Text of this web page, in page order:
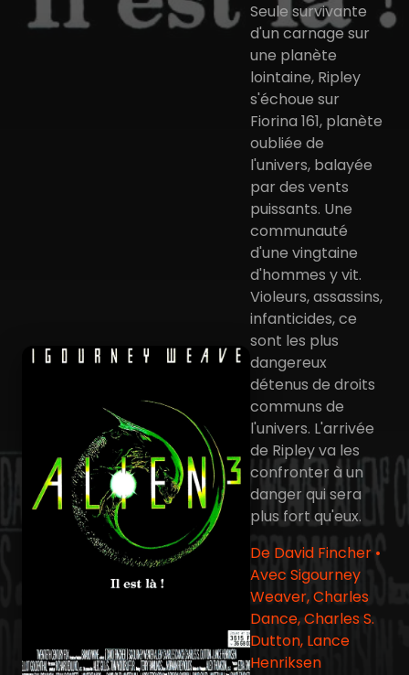
Seule survivante
d'un carnage sur
une planète
lointaine, Ripley
s'échoue sur
Fiorina 161, planète
oubliée de
l'univers, balayée
par des vents
puissants. Une
communauté
d'une vingtaine
d'hommes y vit.
Violeurs, assassins,
infanticides, ce
sont les plus
dangereux
détenus de droits
communs de
l'univers. L'arrivée
de Ripley va les
confronter à un
danger qui sera
plus fort qu'eux.
De David Fincher •
Avec Sigourney
Weaver, Charles
Dance, Charles S.
Dutton, Lance
Henriksen